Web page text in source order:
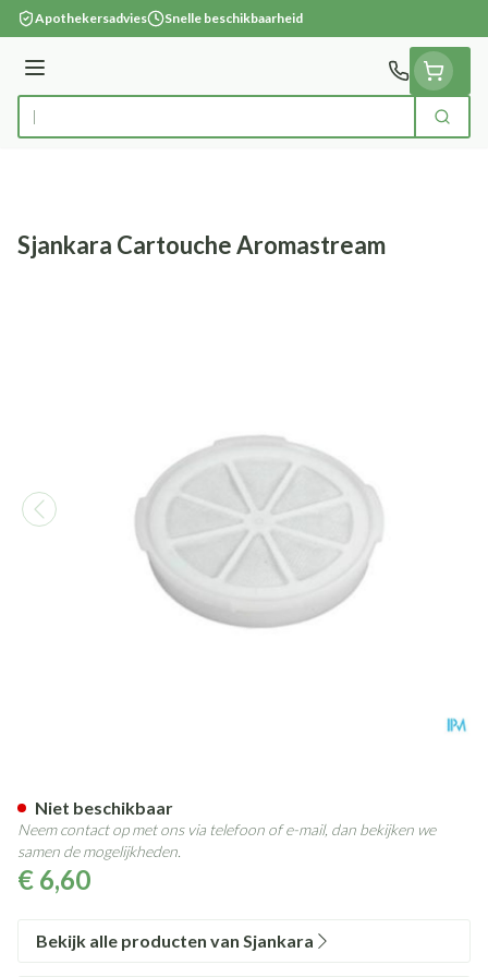
Ga naar de inhoud
Apothekersadvies Snelle beschikbaarheid
Menu
Product, merk, categorie... Zoek
Sjankara Cartouche Aromastream
€ 6,60
Niet beschikbaar
Neem contact op met ons via telefoon of e-mail, dan bekijken we
samen de mogelijkheden.
Bekijk alle producten van Sjankara